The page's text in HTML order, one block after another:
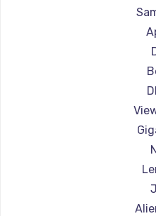
Ремонт
Ремонт
Ремонт